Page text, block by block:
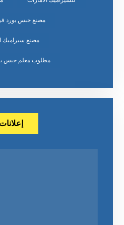
مصنع جبس بورد
مصنع سيراميك
مطلوب معلم جبس
إعلانات